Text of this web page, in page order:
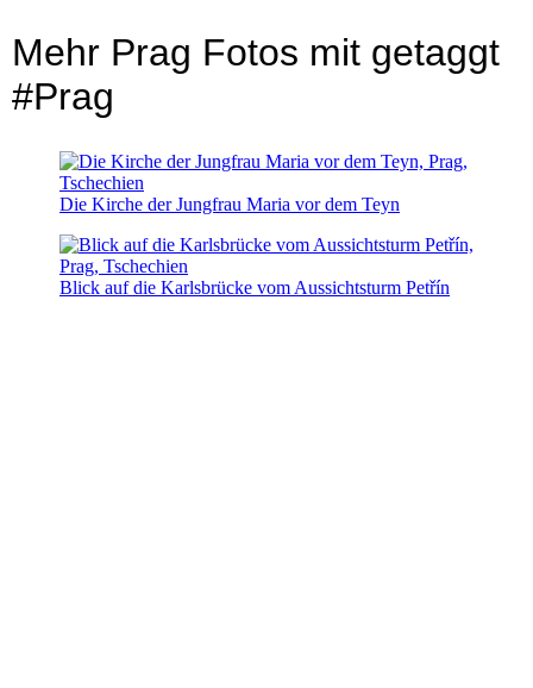
Mehr Prag Fotos mit getaggt
#Prag
Die Kirche der Jungfrau Maria vor dem Teyn
Blick auf die Karlsbrücke vom Aussichtsturm Petřín